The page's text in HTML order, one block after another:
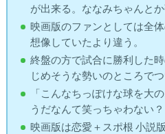
が出来る。ななみちゃんとか
映画版のファンとしては全
想像していたより違う。
終盤の方で試合に勝利した
じめそうな勢いのところでつ
「こんなちっぽけな球を大
うだなんて笑っちゃわない
映画版は恋愛＋スポ根 小説